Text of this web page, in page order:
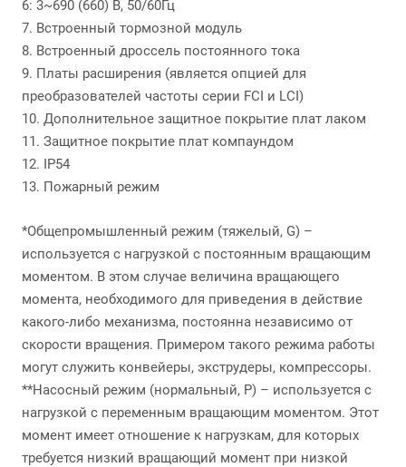
6: 3~690 (660) В, 50/60Гц
7. Встроенный тормозной модуль
8. Встроенный дроссель постоянного тока
9. Платы расширения (является опцией для
преобразователей частоты серии FCI и LCI)
10. Дополнительное защитное покрытие плат лаком
11. Защитное покрытие плат компаундом
12. IP54
13. Пожарный режим
*Общепромышленный режим (тяжелый, G) –
используется с нагрузкой с постоянным вращающим
моментом. В этом случае величина вращающего
момента, необходимого для приведения в действие
какого-либо механизма, постоянна независимо от
скорости вращения. Примером такого режима работы
могут служить конвейеры, экструдеры, компрессоры.
**Насосный режим (нормальный, P) – используется с
нагрузкой с переменным вращающим моментом. Этот
момент имеет отношение к нагрузкам, для которых
требуется низкий вращающий момент при низкой